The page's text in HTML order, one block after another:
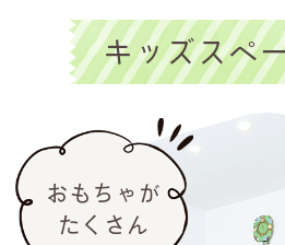
キッズスペ
おもちゃが
たくさん